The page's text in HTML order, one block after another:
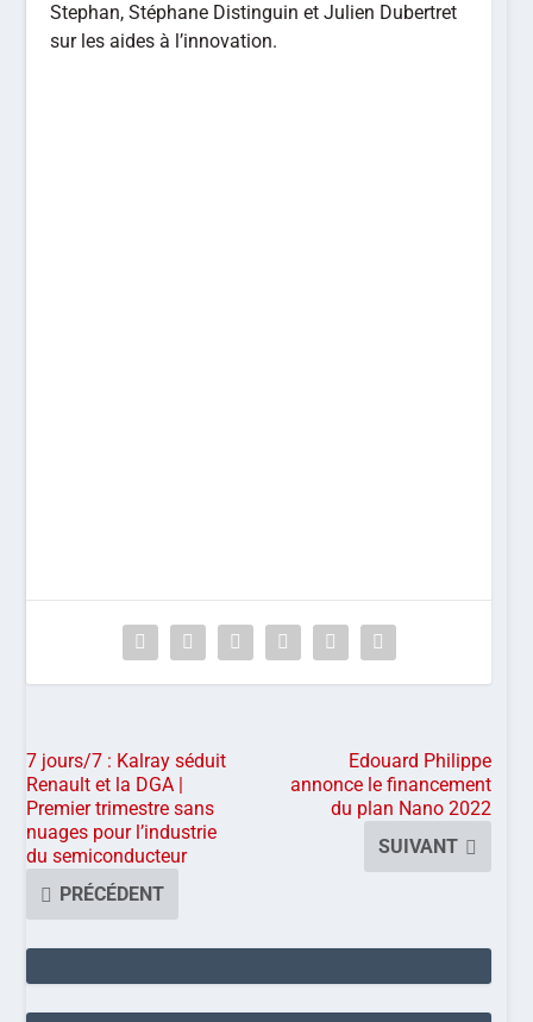
Stephan, Stéphane Distinguin et Julien Dubertret
sur les aides à l’innovation.
7 jours/7 : Kalray séduit
Renault et la DGA |
Premier trimestre sans
nuages pour l’industrie
du semiconducteur
PRÉCÉDENT
Edouard Philippe
annonce le financement
du plan Nano 2022
SUIVANT